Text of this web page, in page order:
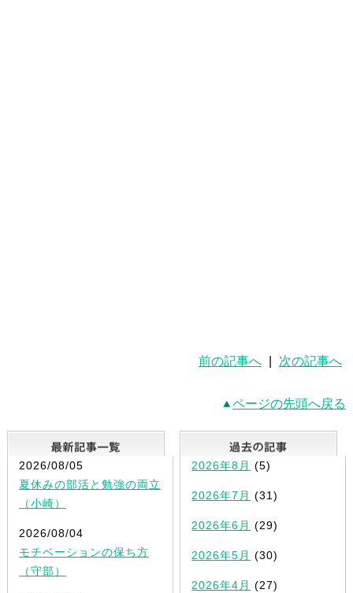
前の記事へ 次の記事へ
ページの先頭へ戻る
最新記事一覧
2026/08/05
夏休みの部活と勉強の両立
（小崎）
2026/08/04
モチベーションの保ち方
（守部）
2026年8月 (5)
2026年7月 (31)
2026年6月 (29)
2026年5月 (30)
2026年4月 (27)